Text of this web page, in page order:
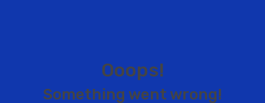
Ooops!
Something went wrong!